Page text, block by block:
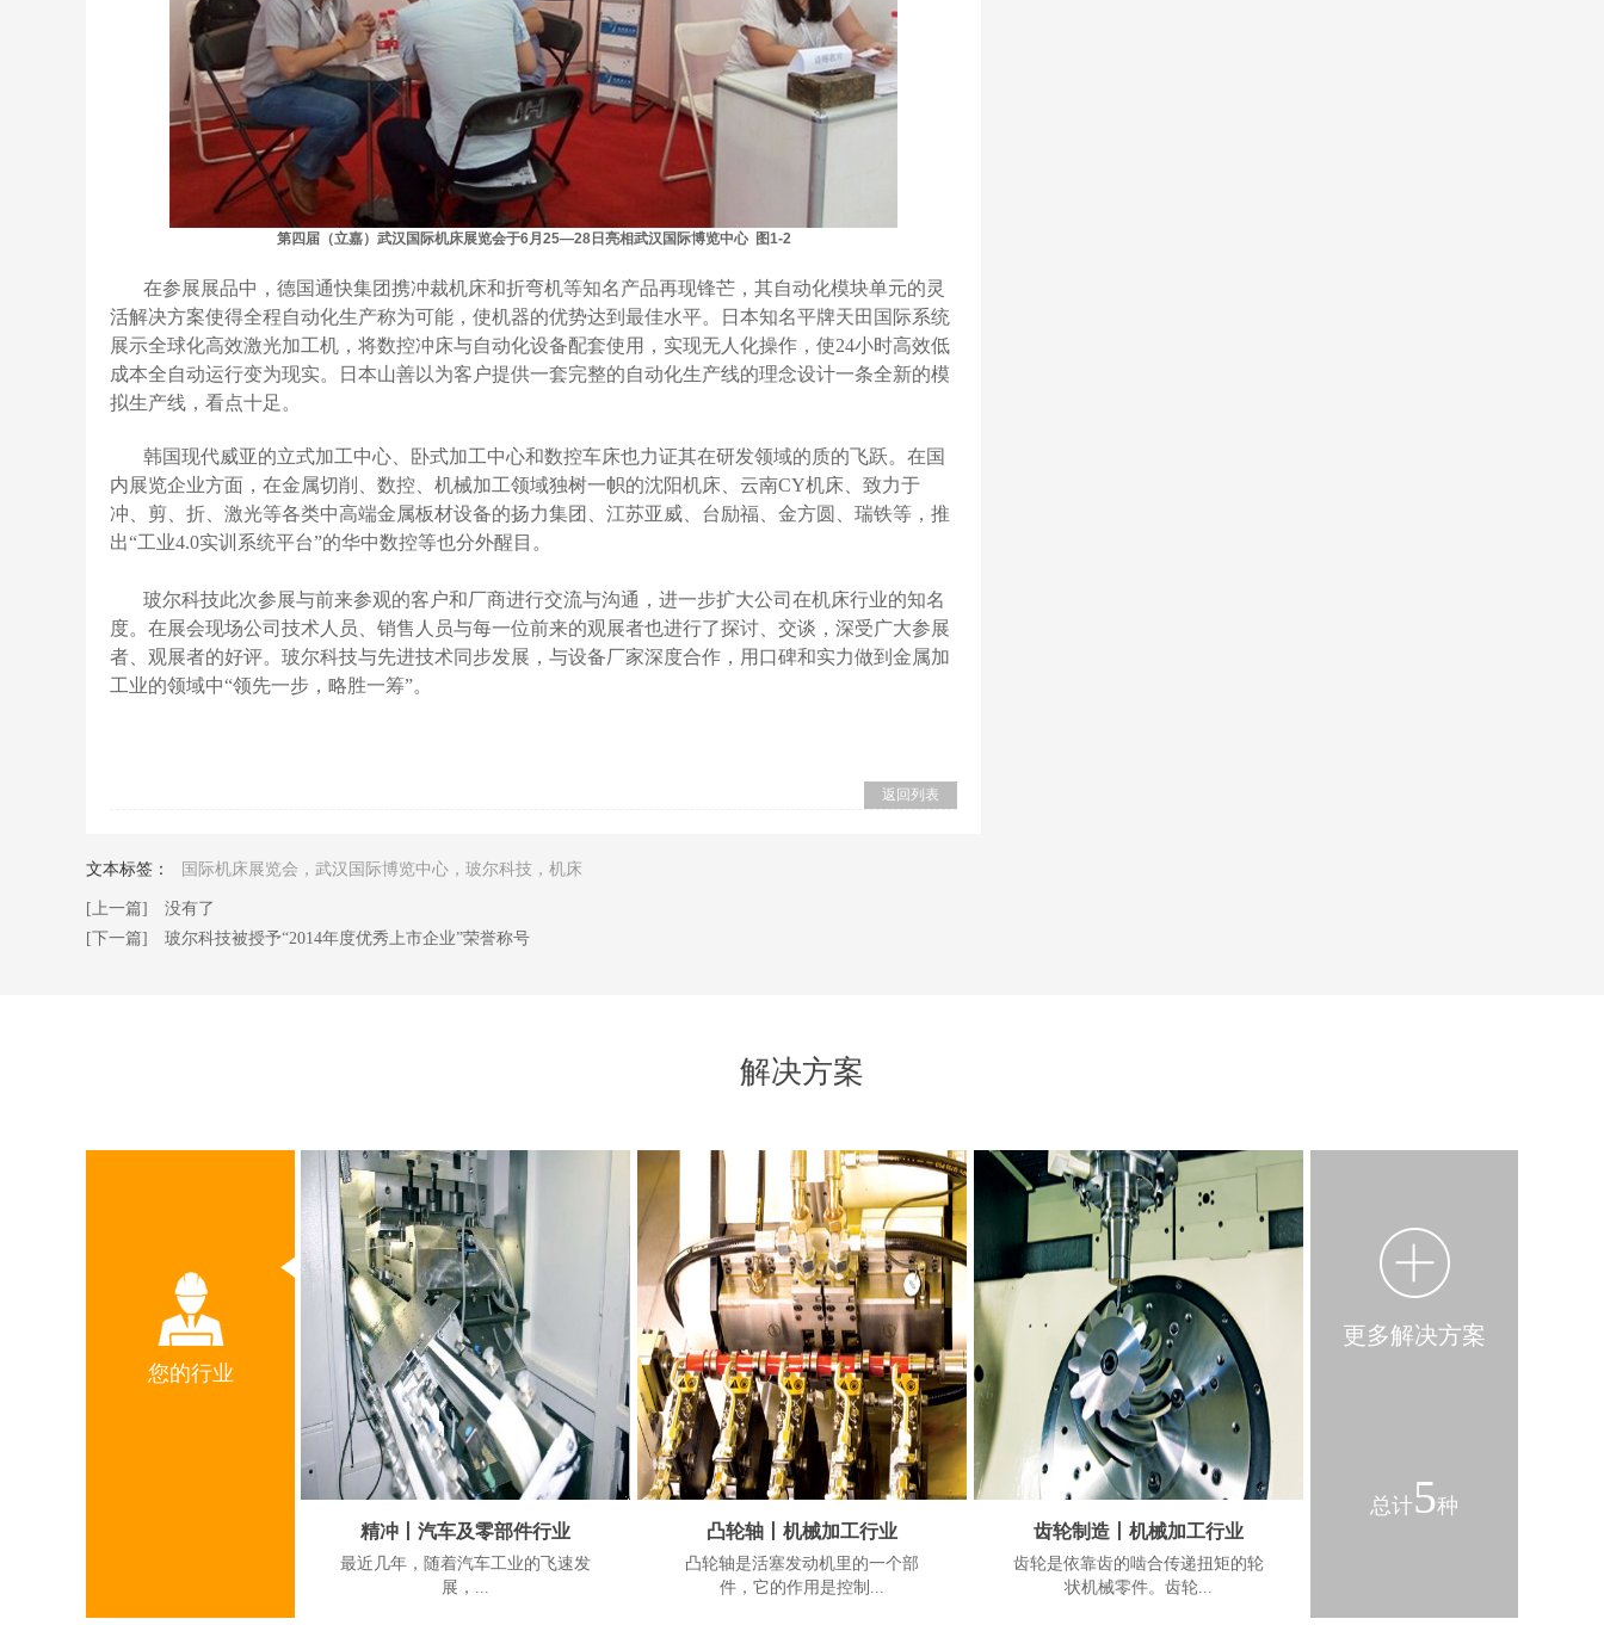
第四届（立嘉）武汉国际机床展览会于6月25—28日亮相武汉国际博览中心 图1-2
在参展展品中，德国通快集团携冲裁机床和折弯机等知名产品再现锋芒，其自动化模块单元的灵
活解决方案使得全程自动化生产称为可能，使机器的优势达到最佳水平。日本知名平牌天田国际系统
展示全球化高效激光加工机，将数控冲床与自动化设备配套使用，实现无人化操作，使24小时高效低
成本全自动运行变为现实。日本山善以为客户提供一套完整的自动化生产线的理念设计一条全新的模
拟生产线，看点十足。
韩国现代威亚的立式加工中心、卧式加工中心和数控车床也力证其在研发领域的质的飞跃。在国
内展览企业方面，在金属切削、数控、机械加工领域独树一帜的沈阳机床、云南CY机床、致力于
冲、剪、折、激光等各类中高端金属板材设备的扬力集团、江苏亚威、台励福、金方圆、瑞铁等，推
出“工业4.0实训系统平台”的华中数控等也分外醒目。
玻尔科技此次参展与前来参观的客户和厂商进行交流与沟通，进一步扩大公司在机床行业的知名
度。在展会现场公司技术人员、销售人员与每一位前来的观展者也进行了探讨、交谈，深受广大参展
者、观展者的好评。玻尔科技与先进技术同步发展，与设备厂家深度合作，用口碑和实力做到金属加
工业的领域中“领先一步，略胜一筹”。
返回列表
文本标签： 国际机床展览会，武汉国际博览中心，玻尔科技，机床
[上一篇] 没有了
[下一篇] 玻尔科技被授予“2014年度优秀上市企业”荣誉称号
解决方案
您的行业
精冲丨汽车及零部件行业
‍‍‍‍‍‍最近几年，随着汽车工业的飞速发
展，...
凸轮轴丨机械加工行业
凸轮轴是活塞发动机里的一个部
件，它的作用是控制...
齿轮制造丨机械加工行业
齿轮是依靠齿的啮合传递扭矩的轮
状机械零件。齿轮...
更多解决方案
总计5种